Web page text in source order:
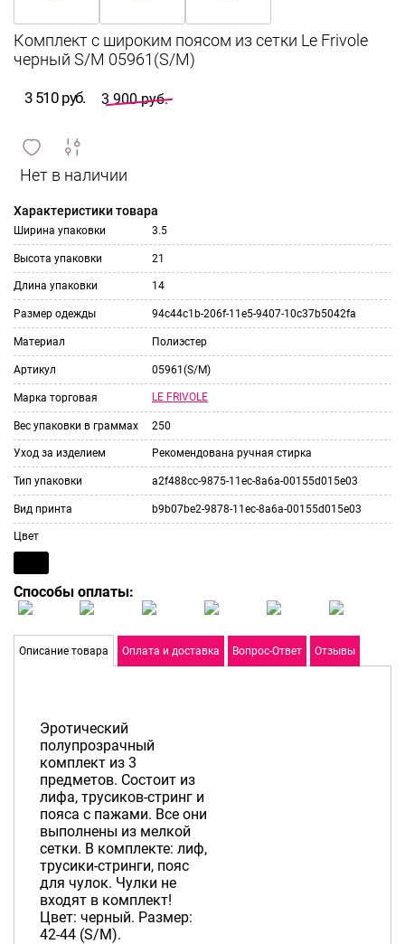
3 510 руб. 3 900 руб.
и
сравнить
ИЗБРАННОЕ
Характеристики товара
Ширина упаковки 3.5
Высота упаковки 21
Длина упаковки 14
Размер одежды 94c44c1b-206f-11e5-9407-10c37b5042fa
Материал Полиэстер
Артикул 05961(S/M)
Марка торговая LE FRIVOLE
Вес упаковки в граммах 250
Уход за изделием Рекомендована ручная стирка
Тип упаковки a2f488cc-9875-11ec-8a6a-00155d015e03
Вид принта b9b07be2-9878-11ec-8a6a-00155d015e03
Цвет
Способы оплаты:
Описание товара Оплата и доставка Вопрос-Ответ Отзывы
Эротический
полупрозрачный
комплект из 3
предметов. Состоит из
лифа, трусиков-стринг и
пояса с пажами. Все они
выполнены из мелкой
сетки. В комплекте: лиф,
трусики-стринги, пояс
для чулок. Чулки не
входят в комплект!
Цвет: черный. Размер:
42-44 (S/M).